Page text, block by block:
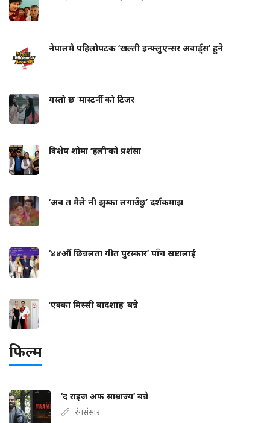
नेपालमै पहिलोपटक ‘खल्ती इन्फ्लुएन्सर अवार्ड्स’ हुने
यस्तो छ ‘मास्टर्नी’को टिजर
विशेष शोमा ‘हली’को प्रशंसा
‘अब त मैले नी झुम्का लगाउँछु’ दर्शकमाझ
‘४४औँ छिन्नलता गीत पुरस्कार’ पाँच स्रष्टालाई
‘एक्का मिस्सी बादशाह’ बन्ने
फिल्म
‘द राइज अफ साम्राज्य’ बन्ने
रंगसंसार